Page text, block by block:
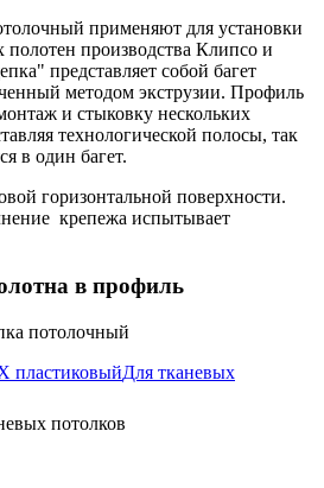
применяют для установки
полотен производства Клипсо и
представляет собой багет
методом экструзии. Профиль
и стыковку нескольких
технологической полосы, так
в один багет.
горизонтальной поверхности.
крепежа испытывает
в профиль
пластиковыйДля тканевых
потолков